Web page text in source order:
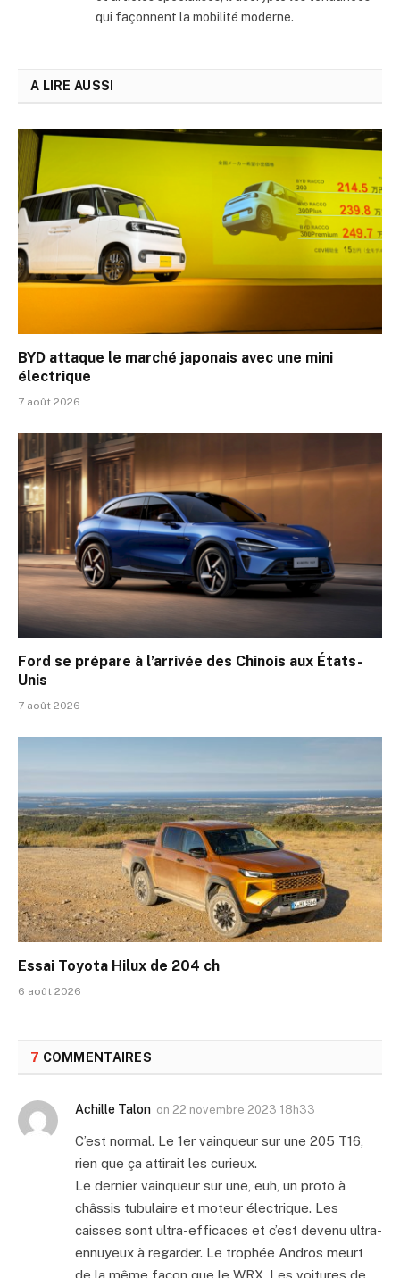
qui façonnent la mobilité moderne.
A LIRE AUSSI
BYD attaque le marché japonais avec une mini
électrique
7 août 2026
Ford se prépare à l’arrivée des Chinois aux États-
Unis
7 août 2026
Essai Toyota Hilux de 204 ch
6 août 2026
7 COMMENTAIRES
Achille Talon on 22 novembre 2023 18h33
C’est normal. Le 1er vainqueur sur une 205 T16,
rien que ça attirait les curieux.
Le dernier vainqueur sur une, euh, un proto à
châssis tubulaire et moteur électrique. Les
caisses sont ultra-efficaces et c’est devenu ultra-
ennuyeux à regarder. Le trophée Andros meurt
de la même façon que le WRX. Les voitures de